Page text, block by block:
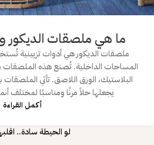
ما هي ملصقات الديكور
ملصقات الديكور هي أدوات تزيينية
المساحات الداخلية. تُصنع هذه الملصقات
البلاستيك، الورق اللاصق. تأتي
يجعلها حلاً مرنًا ومناسبًا لمختلف
أكمـل القـراءة
لو الحيطة سادة..